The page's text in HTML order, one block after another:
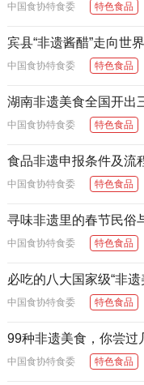
中国食协特食委 特色食品
宾县“非遗酱醋”走向世界
中国食协特食委 特色食品
湖南非遗美食全国开出
中国食协特食委 特色食品
食品非遗申报条件及流
中国食协特食委 特色食品
寻味非遗里的春节民俗
中国食协特食委 特色食品
必吃的八大国家级“非
中国食协特食委 特色食品
99种非遗美食，你尝过
中国食协特食委 特色食品